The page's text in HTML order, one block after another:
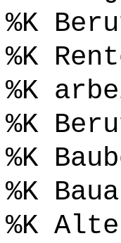
%K
%K
%K
%K
%K
%K
%K